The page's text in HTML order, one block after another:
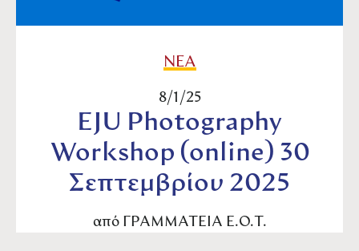
ΝΕΑ
8/1/25
EJU Photography
Workshop (online) 30
Σεπτεμβρίου 2025
από ΓΡΑΜΜΑΤΕΙΑ Ε.Ο.Τ.